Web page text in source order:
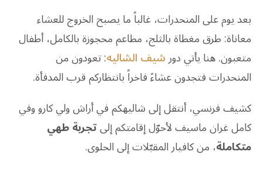
بعد يوم على المنحدرات، غالباً ما يصبح الخروج للعشاء
معاناة: طرق مغطاة بالثلج، مطاعم محجوزة بالكامل، أطفال
متعبون. هنا يأتي دورشيف الشاليه: تعودون من
المنحدرات فتجدون عشاءً فاخراً بانتظاركم قرب المدفأة.
كشيف فرنسي، أنتقل إلى شاليهكم في أراش ولي كارو وفي
كامل غران ماسيف لأحوّل إقامتكم إلىتجربة طهي
متكاملة، من كافيار المقبّلات إلى الحلوى.